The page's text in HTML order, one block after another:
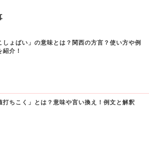
しょばい」の意味とは？関西の方言？使い方や例
紹介！
打ちこく」とは？意味や言い換え！例文と解釈